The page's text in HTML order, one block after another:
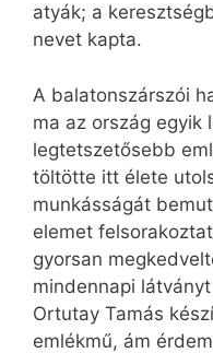
atyák; a
nevet kapta.
A balatonszárszói
ma az ország egyik
legtetszetősebb
töltötte itt élete
munkásságát
elemet
gyorsan
mindennapi
Ortutay Tamás
emlékmű, ám